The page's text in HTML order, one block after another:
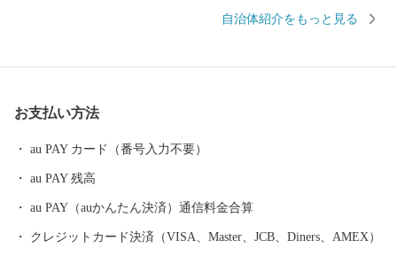
村 主な産業は農業です。 安達太良山を源流とする安達太良川、百
(ね)」を多く有した村です。 いぐねの「い」は「居」で家を、
「くね」は「久根」で土地の境界を意味しています。 屋敷を取り
安達太良山から吹き付けられる風を考慮した先人の知恵になりま
す。 この「居久根」を有した風景の美しさから、2014年に「日本
で最も美しい村」連合に加盟を果たしました。
自治体紹介をもっと見る
お支払い方法
au PAY カード（番号入力不要）
au PAY 残高
au PAY（auかんたん決済）通信料金合算
クレジットカード決済（VISA、Master、JCB、Diners、AMEX）